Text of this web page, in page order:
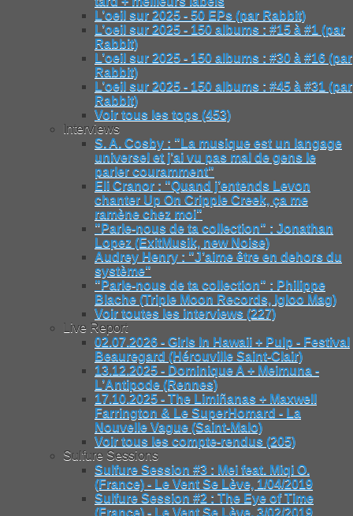
L’oeil sur 2025 - 50 EPs (par Rabbit)
L’oeil sur 2025 - 150 albums : #15 à #1 (par
Rabbit)
L’oeil sur 2025 - 150 albums : #30 à #16 (par
Rabbit)
L’oeil sur 2025 - 150 albums : #45 à #31 (par
Rabbit)
Voir tous les tops (453)
Interviews
S. A. Cosby : "La musique est un langage
universel et j’ai vu pas mal de gens le
parler couramment"
Eli Cranor : "Quand j’entends Levon
chanter Up On Cripple Creek, ça me
ramène chez moi"
"Parle-nous de ta collection" : Jonathan
Lopez (ExitMusik, new Noise)
Audrey Henry : "J’aime être en dehors du
système"
"Parle-nous de ta collection" : Philippe
Blache (Triple Moon Records, Igloo Mag)
Voir toutes les interviews (227)
Live Report
02.07.2026 - Girls In Hawaii + Pulp - Festival
Beauregard (Hérouville Saint-Clair)
13.12.2025 - Dominique A + Meimuna -
L’Antipode (Rennes)
17.10.2025 - The Limiñanas + Maxwell
Farrington & Le SuperHomard - La
Nouvelle Vague (Saint-Malo)
Voir tous les compte-rendus (205)
Sulfure Sessions
Sulfure Session #3 : Mei feat. Miqi O.
(France) - Le Vent Se Lève, 1/04/2019
Sulfure Session #2 : The Eye of Time
(France) - Le Vent Se Lève, 3/02/2019